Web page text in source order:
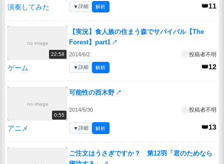
演奏してみた 👑11
▼詳細 解析
no image
22:58
【実況】食人族の住まう森でサバイバル【The
Forest】part1 ↗
2014/6/2 投稿者不明
ゲーム 👑12
▼詳細 解析
no image
0:55
可能性の西木野 ↗
2014/6/30 投稿者不明
アニメ 👑13
▼詳細 解析
ご注文はうさぎですか？ 第12羽「君のためなら